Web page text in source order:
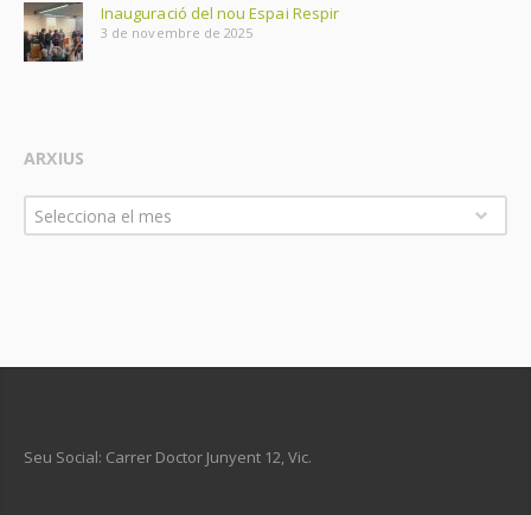
Inauguració del nou Espai Respir
3 de novembre de 2025
ARXIUS
Arxius
Selecciona el mes
Seu Social: Carrer Doctor Junyent 12, Vic.